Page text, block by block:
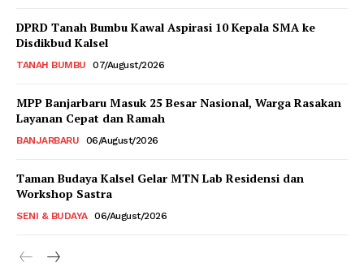
DPRD Tanah Bumbu Kawal Aspirasi 10 Kepala SMA ke
Disdikbud Kalsel
TANAH BUMBU 07/August/2026
MPP Banjarbaru Masuk 25 Besar Nasional, Warga Rasakan
Layanan Cepat dan Ramah
BANJARBARU 06/August/2026
Taman Budaya Kalsel Gelar MTN Lab Residensi dan
Workshop Sastra
SENI & BUDAYA 06/August/2026